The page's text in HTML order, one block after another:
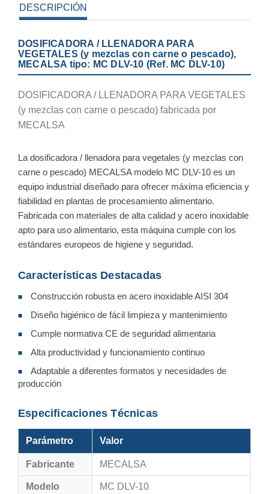
DESCRIPCIÓN
DOSIFICADORA / LLENADORA PARA
VEGETALES (y mezclas con carne o pescado),
MECALSA tipo: MC DLV-10 (Ref. MC DLV-10)
DOSIFICADORA / LLENADORA PARA VEGETALES
(y mezclas con carne o pescado) fabricada por
MECALSA
La dosificadora / llenadora para vegetales (y mezclas con
carne o pescado) MECALSA modelo MC DLV-10 es un
equipo industrial diseñado para ofrecer máxima eficiencia y
fiabilidad en plantas de procesamiento alimentario.
Fabricada con materiales de alta calidad y acero inoxidable
apto para uso alimentario, esta máquina cumple con los
estándares europeos de higiene y seguridad.
Características Destacadas
■ Construcción robusta en acero inoxidable AISI 304
■ Diseño higiénico de fácil limpieza y mantenimiento
■ Cumple normativa CE de seguridad alimentaria
■ Alta productividad y funcionamiento continuo
■
Adaptable a diferentes formatos y necesidades de
producción
Especificaciones Técnicas
Parámetro Valor
Fabricante MECALSA
Modelo MC DLV-10